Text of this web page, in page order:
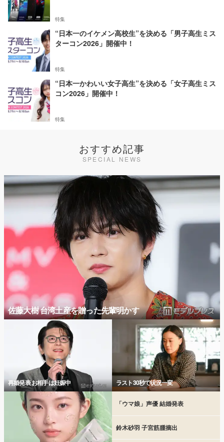
特集
“日本一のイケメン高校生”を決める「男子高生ミス
ターコン2026」開催中！
特集
“日本一かわいい女子高生”を決める「女子高生ミス
コン2026」開催中！
特集
おすすめ記事
SPECIAL NEWS
佐藤大樹 台湾土産を贈った先輩明かす
再婚発表 お相手は妊娠中 ラスト30秒で状況一変
「ウマ娘」声優 結婚発表
鈴木砂羽 子宮筋腫摘出